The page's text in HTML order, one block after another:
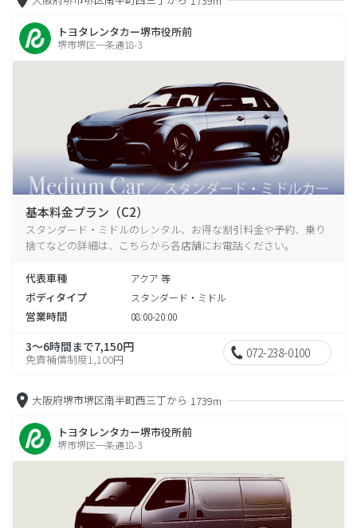
トヨタレンタカー堺市役所前
堺市堺区一条通18-3
基本料金プラン（C2）
スタンダード・ミドルのレンタル、お得な割引料金や予約、乗り
捨てなどの詳細は、こちらから各店舗にお電話ください。
代表車種 アクア 等
ボディタイプ スタンダード・ミドル
営業時間 08:00-20:00
3～6時間まで7,150円
免責補償制度1,100円 072-238-0100
大阪府堺市堺区南半町西三丁から 1739m
トヨタレンタカー堺市役所前
堺市堺区一条通18-3